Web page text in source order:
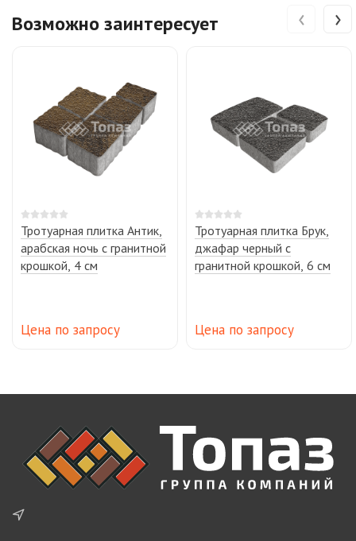
Возможно заинтересует
Тротуарная плитка Антик,
арабская ночь с гранитной
крошкой, 4 см
Цена по запросу
Тротуарная плитка Брук,
джафар черный с
гранитной крошкой, 6 см
Цена по запросу
‹ ›